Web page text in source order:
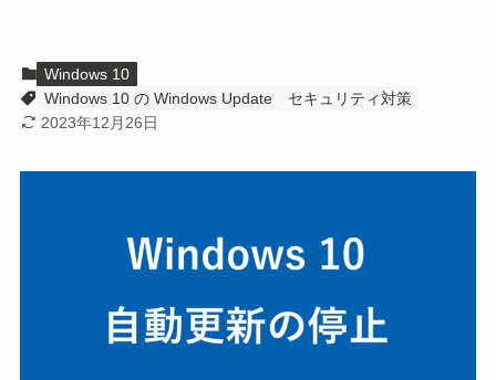
Windows 10
Windows 10 の Windows Update
セキュリティ対策
2023年12月26日